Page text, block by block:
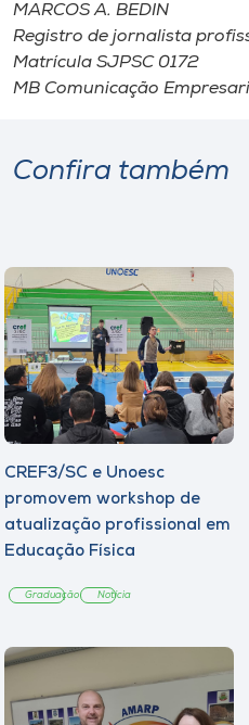
MARCOS A. BEDIN
Registro de jornalista
Matrícula SJPSC 0172
MB Comunicação
Confira também
CREF3/SC e Unoesc
promovem workshop de
atualização profissional em
Educação Física
Graduação Notícia